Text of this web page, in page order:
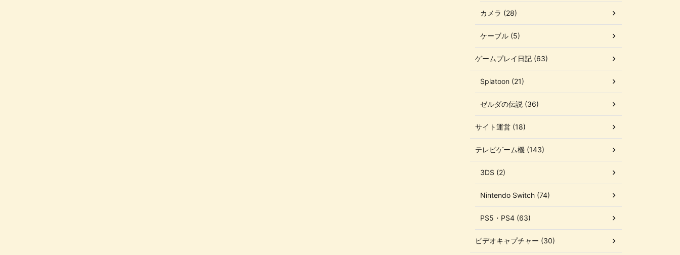
カメラ (28)
ケーブル (5)
ゲームプレイ日記 (63)
Splatoon (21)
ゼルダの伝説 (36)
サイト運営 (18)
テレビゲーム機 (143)
3DS (2)
Nintendo Switch (74)
PS5・PS4 (63)
ビデオキャプチャー (30)